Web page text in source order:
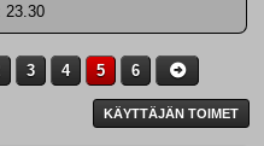
23.30
3 4 5 6
KÄYTTÄJÄN TOIMET